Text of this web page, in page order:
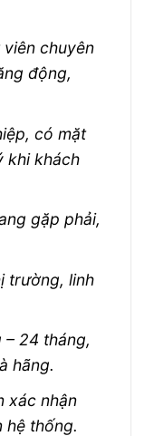
chuyên
động,
có mặt
khi khách
gặp phải,
trường, linh
– 24 tháng,
hãng.
xác nhận
hệ thống.